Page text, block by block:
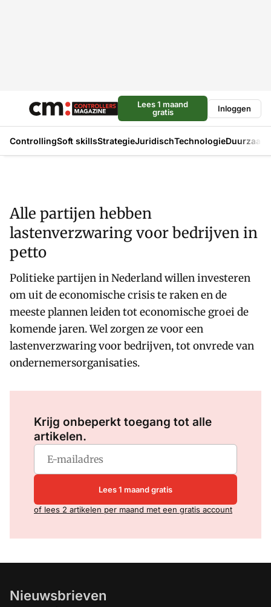
Lees 1 maand
gratis
Inloggen
ControllingSoft skillsStrategieJuridischTechnologie
Alle partijen hebben
lastenverzwaring voor bedrijven in
petto
Politieke partijen in Nederland willen investeren
om uit de economische crisis te raken en de
meeste plannen leiden tot economische groei de
komende jaren. Wel zorgen ze voor een
lastenverzwaring voor bedrijven, tot onvrede van
ondernemersorganisaties.
Krijg onbeperkt toegang tot alle
artikelen.
Lees 1 maand gratis
of lees 2 artikelen per maand met een gratis account
Nieuwsbrieven